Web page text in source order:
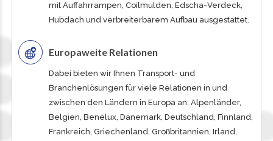
mit Auffahrrampen, Coilmulden, Edscha-Verdeck,
Hubdach und verbreiterbarem Aufbau ausgestattet.
Europaweite Relationen
Dabei bieten wir Ihnen Transport- und
Branchenlösungen für viele Relationen in und
zwischen den Ländern in Europa an: Alpenländer,
Belgien, Benelux, Dänemark, Deutschland, Finnland,
Frankreich, Griechenland, Großbritannien, Irland,